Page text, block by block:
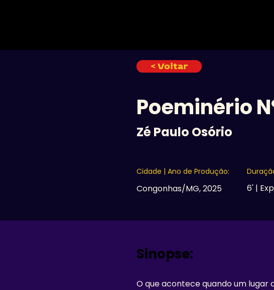
< Voltar
Poeminério
Zé Paulo Osório
Cidade | Ano de Produção:
Congonhas/MG, 2025 6' |
Sinopse:
O que acontece quando um lugar